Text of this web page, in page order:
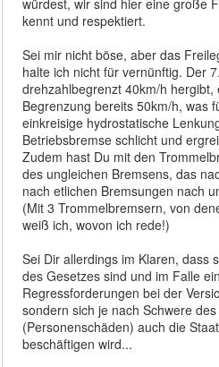
kennt und respektiert.
Sei mir nicht böse, aber das
halte ich nicht für vernünftig. Der
drehzahlbegrenzt 40km/h
Begrenzung bereits 50km/h, was
einkreisige hydrostatische
Betriebsbremse schlicht und
Zudem hast Du mit den
des ungleichen Bremsens, das
nach etlichen Bremsungen nach
(Mit 3 Trommelbremsern, von
weiß ich, wovon ich rede!)
Sei Dir allerdings im Klaren, dass
des Gesetzes sind und im Falle
Regressforderungen bei der
sondern sich je nach Schwere
(Personenschäden) auch die
beschäftigen wird...